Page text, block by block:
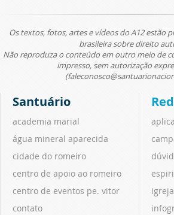
Os textos, fotos, artes e vídeos do A12 estão
brasileira sobre direito
Não reproduza o conteúdo em outro meio de
impresso, sem autorização
Santuário
academia marial
água mineral aparecida
cidade do romeiro
centro de apoio ao romeiro
centro de eventos pe. vitor
contato
igreja